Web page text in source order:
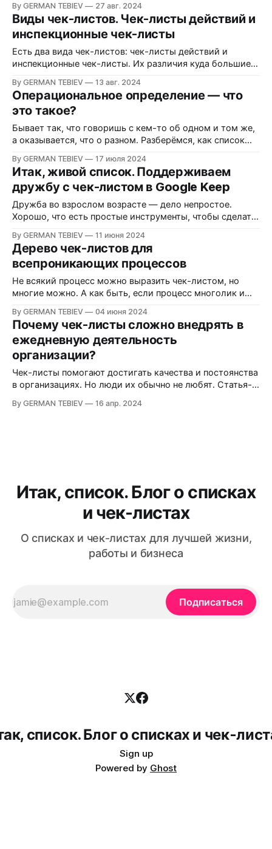
в личные и бизнес-процессы и предотвращают
возникновение проблем в компании.
By GERMAN TEBIEV 27 авг. 2024
Виды чек-листов. Чек-листы действий и
инспекционные чек-листы
Есть два вида чек-листов: чек-листы действий и
инспекционные чек-листы. Их различия куда большие,
By GERMAN TEBIEV 13 авг. 2024
Операциональное определение — что
это такое?
Бывает так, что говоришь с кем-то об одном и том же,
а оказывается, что о разном. Разберёмся, как список
By GERMAN TEBIEV 17 июля 2024
Итак, живой список. Поддерживаем
дружбу с чек-листом в Google Keep
Дружба во взрослом возрасте — дело непростое.
Хорошо, что есть простые инструменты, чтобы сделать
By GERMAN TEBIEV 11 июня 2024
Дерево чек-листов для
всепроникающих процессов
Не всякий процесс можно выразить чек-листом, но
многие можно. А как быть, если процесс многолик и
поможет дерево чек-листов.
By GERMAN TEBIEV 04 июня 2024
Почему чек-листы сложно внедрять в
ежедневную деятельность
организации?
Чек-листы помогают достигать качества и постоянства
в организациях. Но люди их обычно не любят. Статья-
By GERMAN TEBIEV 16 апр. 2024
Итак, список. Блог о списках
и чек-листах
О списках и чек-листах для лучшей жизни,
работы и бизнеса
Подписаться
список. Блог о списках и чек-
Sign up
Powered by Ghost